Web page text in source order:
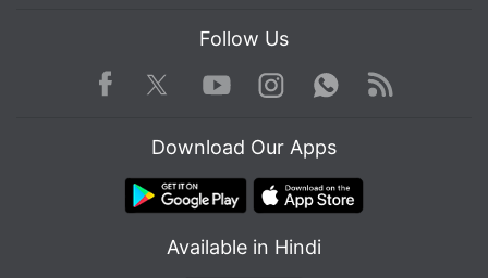
Follow Us
Facebook TwitterYoutube
Instagram WhatsApp
Rss
Download Our Apps
Available in Hindi